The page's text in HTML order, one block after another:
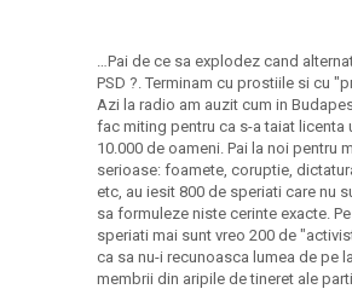
…Pai de ce sa explodez cand
PSD ?. Terminam cu prostiile si cu
Azi la radio am auzit cum in
fac miting pentru ca s-a taiat licenta
10.000 de oameni. Pai la noi pentru
serioase: foamete, coruptie,
etc, au iesit 800 de speriati care nu
sa formuleze niste cerinte exacte.
speriati mai sunt vreo 200 de
ca sa nu-i recunoasca lumea de pe
membrii din aripile de tineret ale